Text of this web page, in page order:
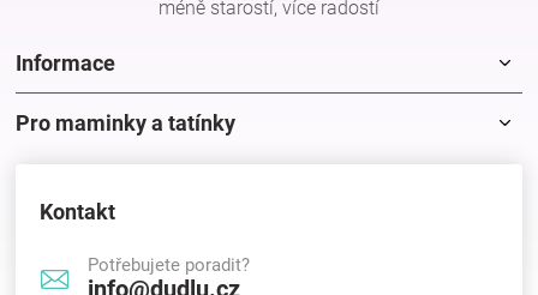
méně starostí, více radostí
Informace
Pro maminky a tatínky
Kontakt
Potřebujete poradit?
info@dudlu.cz